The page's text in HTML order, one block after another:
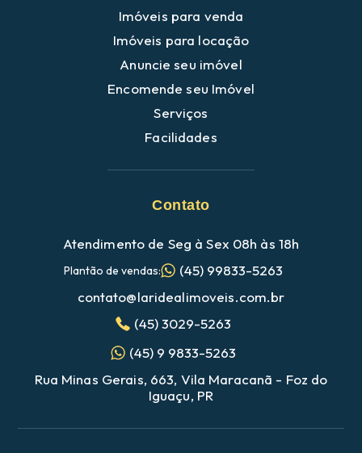
Imóveis para venda
Imóveis para locação
Anuncie seu imóvel
Encomende seu Imóvel
Serviços
Facilidades
Contato
Atendimento de Seg à Sex 08h às 18h
Plantão de vendas:
(45) 99833-5263
contato@laridealimoveis.com.br
(45) 3029-5263
(45) 9 9833-5263
Rua Minas Gerais, 663, Vila Maracanã - Foz do
Iguaçu, PR